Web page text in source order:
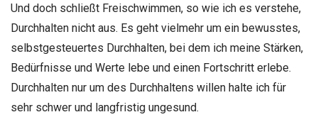
Und doch schließt Freischwimmen, so wie ich es verstehe,
Durchhalten nicht aus. Es geht vielmehr um ein bewusstes,
selbstgesteuertes Durchhalten, bei dem ich meine Stärken,
Bedürfnisse und Werte lebe und einen Fortschritt erlebe.
Durchhalten nur um des Durchhaltens willen halte ich für
sehr schwer und langfristig ungesund.